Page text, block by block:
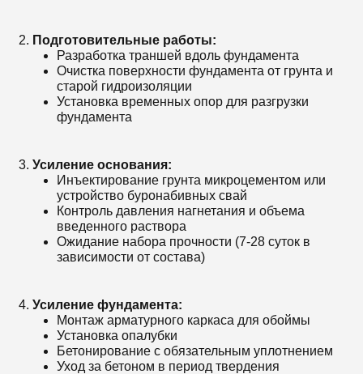
Подготовительные работы:
Разработка траншей вдоль фундамента
Очистка поверхности фундамента от грунта и
старой гидроизоляции
Установка временных опор для разгрузки
фундамента
Усиление основания:
Инъектирование грунта микроцементом или
устройство буронабивных свай
Контроль давления нагнетания и объема
введенного раствора
Ожидание набора прочности (7-28 суток в
зависимости от состава)
Усиление фундамента:
Монтаж арматурного каркаса для обоймы
Установка опалубки
Бетонирование с обязательным уплотнением
Уход за бетоном в период твердения